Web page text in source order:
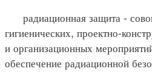
радиационная защита -
гигиенических, проектно-
и организационных
обеспечение радиационной